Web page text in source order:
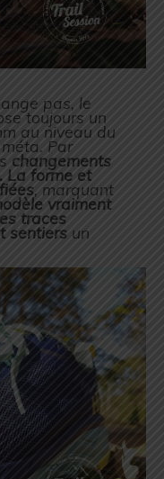
pas, le
toujours un
au niveau du
Par
changements
La forme et
, marquant
vraiment
traces
sentiers un